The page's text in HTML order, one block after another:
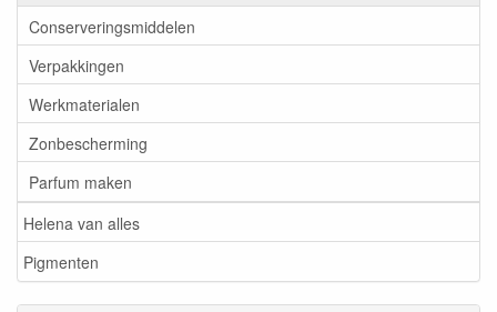
Conserveringsmiddelen
Verpakkingen
Werkmaterialen
Zonbescherming
Parfum maken
Helena van alles
Pigmenten